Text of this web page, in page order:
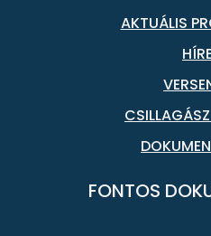
AKTUÁLIS
FONTOS